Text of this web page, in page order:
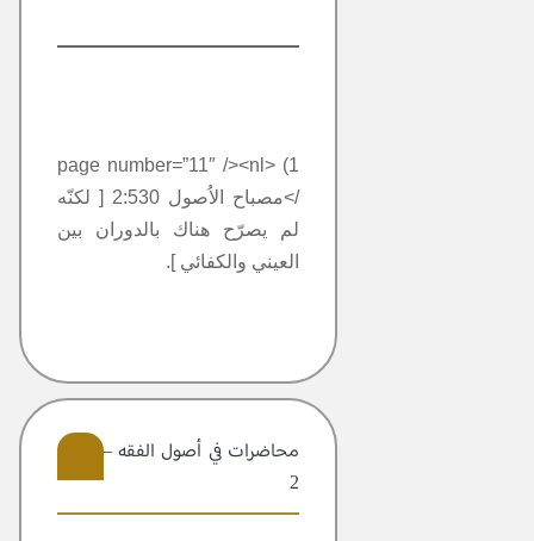
1) <page number=”11″ /><nl
/>مصباح الاُصول 2:530 [ لكنّه
لم يصرّح هناك بالدوران بين
العيني والكفائي ].
محاضرات في أصول الفقه – مجلد
2